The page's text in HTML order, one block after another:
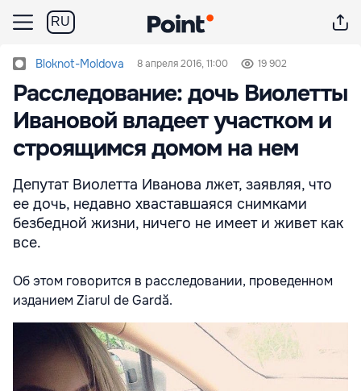
RU
Bloknot-Moldova 8 апреля 2016, 11:00 19 902
Расследование: дочь Виолетты
Ивановой владеет участком и
строящимся домом на нем
Депутат Виолетта Иванова лжет, заявляя, что
ее дочь, недавно хваставшаяся снимками
безбедной жизни, ничего не имеет и живет как
все.
Об этом говорится в расследовании, проведенном
изданием Ziarul de Gardă.